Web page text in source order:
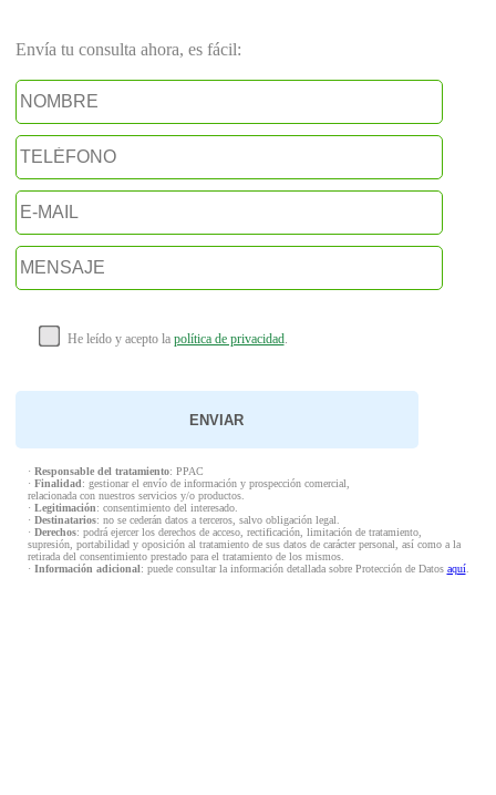
Envía tu consulta ahora, es fácil:
He leído y acepto la política de privacidad.
· Responsable del tratamiento: PPAC
· Finalidad: gestionar el envío de información y prospección comercial,
relacionada con nuestros servicios y/o productos.
· Legitimación: consentimiento del interesado.
· Destinatarios: no se cederán datos a terceros, salvo obligación legal.
· Derechos: podrá ejercer los derechos de acceso, rectificación, limitación de tratamiento,
supresión, portabilidad y oposición al tratamiento de sus datos de carácter personal, así como a la
retirada del consentimiento prestado para el tratamiento de los mismos.
· Información adicional: puede consultar la información detallada sobre Protección de Datos aquí.